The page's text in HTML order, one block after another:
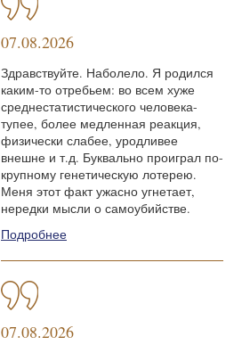
07.08.2026
Здравствуйте. Наболело. Я родился
каким-то отребьем: во всем хуже
среднестатистического человека-
тупее, более медленная реакция,
физически слабее, уродливее
внешне и т.д. Буквально проиграл по-
крупному генетическую лотерею.
Меня этот факт ужасно угнетает,
нередки мысли о самоубийстве.
Подробнее
07.08.2026